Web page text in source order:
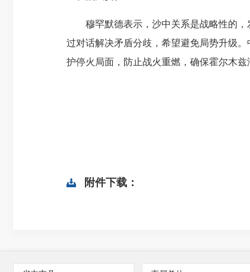
穆罕默德表示，沙中关系是战略性的，
过对话解决矛盾分歧，希望避免局势升级
护停火局面，防止战火重燃，确保霍尔木
附件下载：